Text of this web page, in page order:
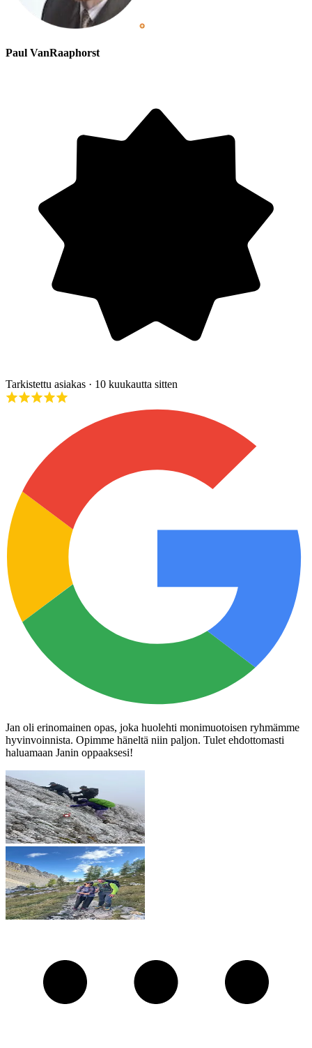
Paul VanRaaphorst
Tarkistettu asiakas · 10 kuukautta sitten
Jan oli erinomainen opas, joka huolehti monimuotoisen ryhmämme
hyvinvoinnista. Opimme häneltä niin paljon. Tulet ehdottomasti
haluamaan Janin oppaaksesi!